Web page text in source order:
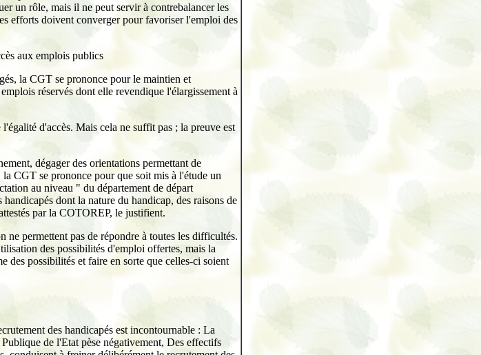
un rôle, mais il ne peut servir à contrebalancer les
efforts doivent converger pour favoriser l'emploi des
aux emplois publics
la CGT se prononce pour le maintien et
réservés dont elle revendique l'élargissement à
d'accès. Mais cela ne suffit pas ; la preuve est
dégager des orientations permettant de
CGT se prononce pour que soit mis à l'étude un
au niveau " du département de départ
dont la nature du handicap, des raisons de
par la COTOREP, le justifient.
ne permettent pas de répondre à toutes les difficultés.
des possibilités d'emploi offertes, mais la
des possibilités et faire en sorte que celles-ci soient
des handicapés est incontournable : La
de l'Etat pèse négativement, Des effectifs